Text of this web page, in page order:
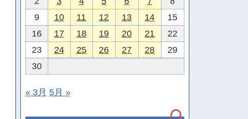
9
10 11 12 13 14
15
16
17 18 19 20 21
22
23
24 25 26 27 28
29
30
« 3月 5月 »